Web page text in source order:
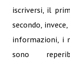
iscriversi, il
secondo,
informazioni, i
sono